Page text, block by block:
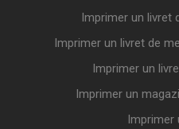
Imprimer un livret
Imprimer un livret de
Imprimer un
Imprimer un
Imprimer